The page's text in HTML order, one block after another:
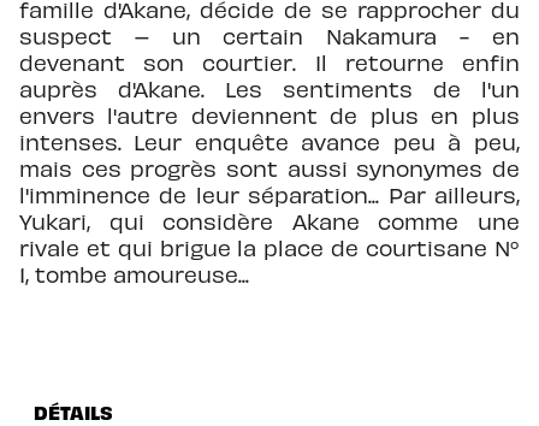
famille d'Akane, décide de se rapprocher du
suspect – un certain Nakamura - en
devenant son courtier. Il retourne enfin
auprès d'Akane. Les sentiments de l'un
envers l'autre deviennent de plus en plus
intenses. Leur enquête avance peu à peu,
mais ces progrès sont aussi synonymes de
l'imminence de leur séparation... Par ailleurs,
Yukari, qui considère Akane comme une
rivale et qui brigue la place de courtisane N°
1, tombe amoureuse...
DÉTAILS